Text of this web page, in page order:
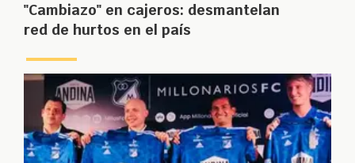
"Cambiazo" en cajeros: desmantelan
red de hurtos en el país